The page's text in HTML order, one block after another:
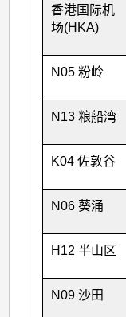
香港国际机
场(HKA)
N05 粉岭
N13 粮船湾
K04 佐敦谷
N06 葵涌
H12 半山区
N09 沙田